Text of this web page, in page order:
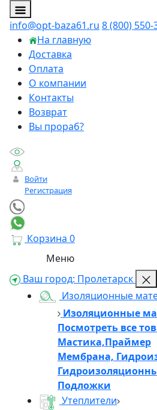
info@opt-baza61.ru 8 (800) 550-
На главную
Доставка
Оплата
О компании
Контакты
Возврат
Вы прораб?
Войти
Регистрация
Корзина 0
Меню
Ваш город: Пролетарск
Изоляционные
Изоляционные
Посмотреть все
Мастика,Праймер
Мембрана,
Подложки
Утеплители